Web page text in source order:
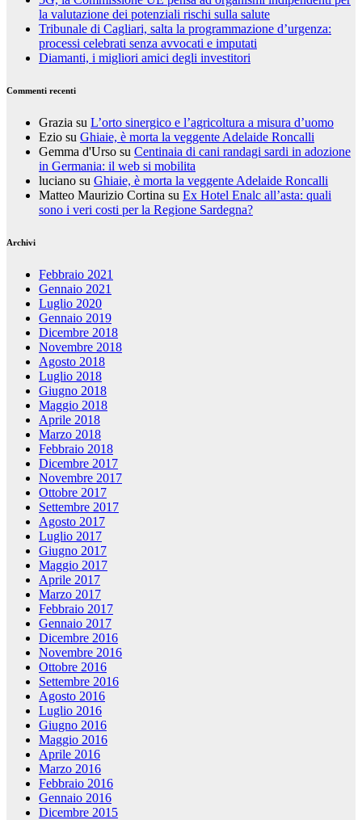
la valutazione dei potenziali rischi sulla salute
Tribunale di Cagliari, salta la programmazione d’urgenza:
processi celebrati senza avvocati e imputati
Diamanti, i migliori amici degli investitori
Commenti recenti
Grazia su L’orto sinergico e l’agricoltura a misura d’uomo
Ezio su Ghiaie, è morta la veggente Adelaide Roncalli
Gemma d'Urso su Centinaia di cani randagi sardi in adozione
in Germania: il web si mobilita
luciano su Ghiaie, è morta la veggente Adelaide Roncalli
Matteo Maurizio Cortina su Ex Hotel Enalc all’asta: quali
sono i veri costi per la Regione Sardegna?
Archivi
Febbraio 2021
Gennaio 2021
Luglio 2020
Gennaio 2019
Dicembre 2018
Novembre 2018
Agosto 2018
Luglio 2018
Giugno 2018
Maggio 2018
Aprile 2018
Marzo 2018
Febbraio 2018
Dicembre 2017
Novembre 2017
Ottobre 2017
Settembre 2017
Agosto 2017
Luglio 2017
Giugno 2017
Maggio 2017
Aprile 2017
Marzo 2017
Febbraio 2017
Gennaio 2017
Dicembre 2016
Novembre 2016
Ottobre 2016
Settembre 2016
Agosto 2016
Luglio 2016
Giugno 2016
Maggio 2016
Aprile 2016
Marzo 2016
Febbraio 2016
Gennaio 2016
Dicembre 2015